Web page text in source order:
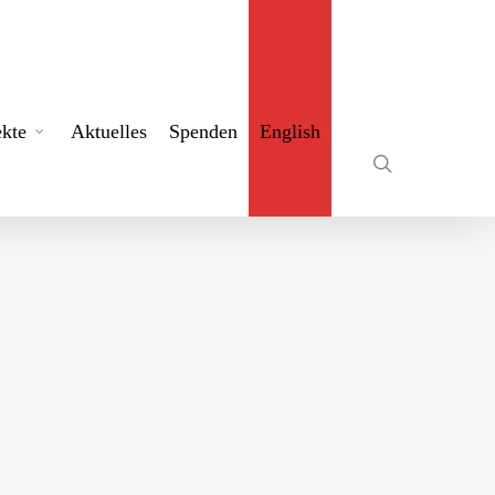
Aktuelles Spenden English